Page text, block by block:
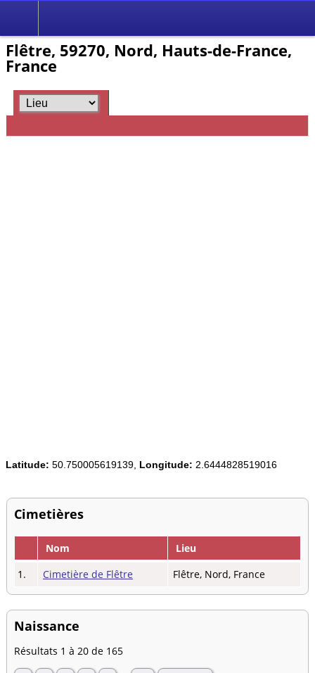
Flêtre, 59270, Nord, Hauts-de-France,
France
Latitude: 50.750005619139, Longitude: 2.6444828519016
Cimetières
Nom
Lieu
1.
Cimetière de Flêtre Flêtre, Nord, France
Naissance
Résultats 1 à 20 de 165